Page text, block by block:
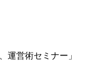
運営術セミナー」